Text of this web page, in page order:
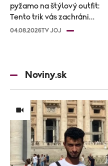
pyžamo na štýlový outfit:
Tento trik vás zachráni
počas horúčav
04.08.2026TV JOJ
Noviny.sk